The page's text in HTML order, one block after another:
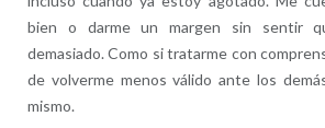
bien o darme un margen sin sentir
demasiado. Como si tratarme con
de volverme menos válido ante los
mismo.